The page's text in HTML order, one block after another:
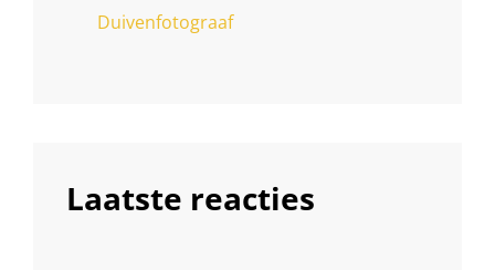
Duivenfotograaf
Laatste reacties